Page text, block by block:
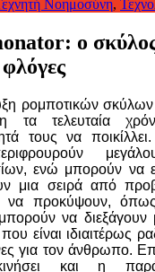
Νοημοσύνη,
ο
ρομποτικών σκύλων
τα τελευταία
τους να
ενώ μπορούν να
μια σειρά από
να προκύψουν,
να διεξάγουν
είναι ιδιαιτέρως
για τον άνθρωπο.
και η